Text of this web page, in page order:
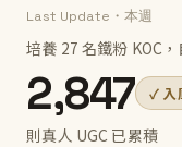
Last Update・本週
培養 27 名鐵粉 KOC
2,847 ✓ 入
則真人 UGC 已累積